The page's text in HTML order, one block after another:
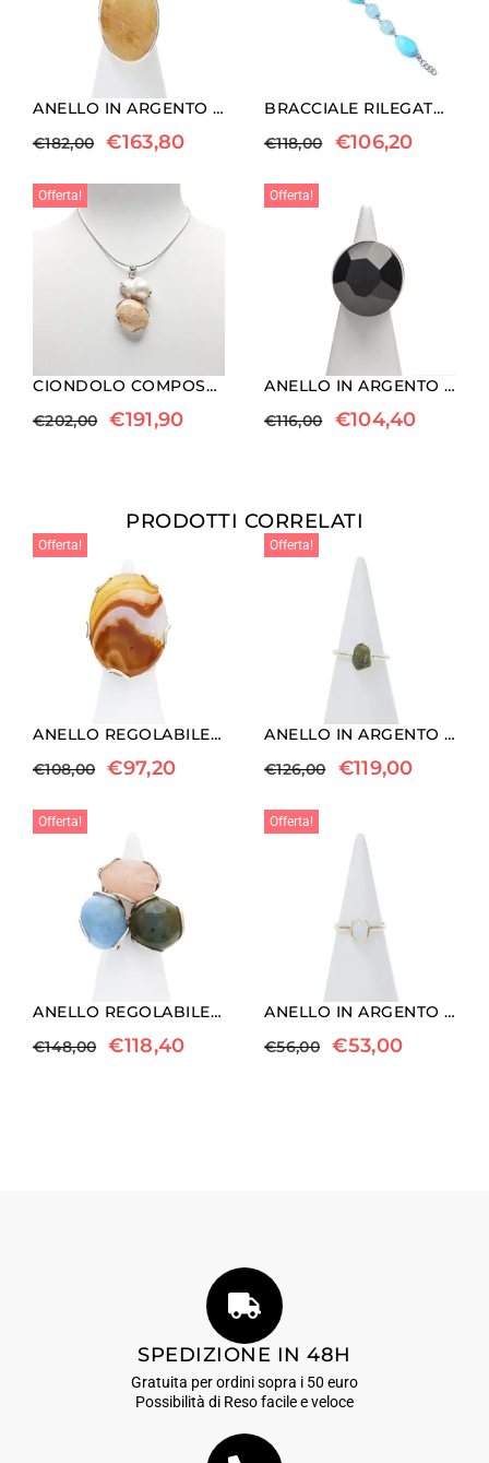
ANELLO IN ARGENTO CON QUARZO RUTILATO
€182,00 €163,80
BRACCIALE RILEGATO IN PASTA DI TURCHESE ED ACQUAMARINA
€118,00 €106,20
Offerta!
CIONDOLO COMPOSTO IN PERLA E CORALLO FOSSILE CON ARGENTO
€202,00 €191,90
Offerta!
ANELLO IN ARGENTO CON AGATA NERA
€116,00 €104,40
PRODOTTI CORRELATI
Offerta!
ANELLO REGOLABILE IN ARGENTO CON CORNIOLA OVALE
€108,00 €97,20
Offerta!
ANELLO IN ARGENTO CON MOLDAVITE GREZZA
€126,00 €119,00
Offerta!
ANELLO REGOLABILE IN ARGENTO CON ACQUAMARINA, MORGANITE ED AGATA MUSCHIATA
€148,00 €118,40
Offerta!
ANELLO IN ARGENTO E LABRADORITE BIANCA
€56,00 €53,00
SPEDIZIONE IN 48H
Gratuita per ordini sopra i 50 euro
Possibilità di Reso facile e veloce